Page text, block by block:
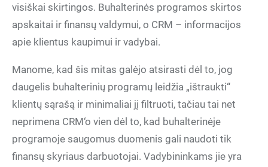
visiškai skirtingos. Buhalterinės programos skirtos
apskaitai ir finansų valdymui, o CRM – informacijos
apie klientus kaupimui ir vadybai.
Manome, kad šis mitas galėjo atsirasti dėl to, jog
daugelis buhalterinių programų leidžia „ištraukti“
klientų sąrašą ir minimaliai jį filtruoti, tačiau tai net
neprimena CRM‘o vien dėl to, kad buhalterinėje
programoje saugomus duomenis gali naudoti tik
finansų skyriaus darbuotojai. Vadybininkams jie yra